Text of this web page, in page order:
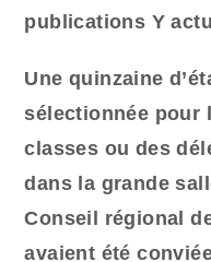
publications Y
Une quinzaine
sélectionnée pour
classes ou des
dans la grande
Conseil régional
avaient été